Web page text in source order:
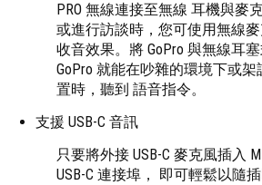
PRO 無線連接至無線 耳機與麥
或進行訪談時，您可使用無線
收音效果。將 GoPro 與無線耳
GoPro 就能在吵雜的環境下或
置時，聽到 語音指令。
支援 USB-C 音訊
只要將外接 USB-C 麥克風插入
USB-C 連接埠， 即可輕鬆以隨